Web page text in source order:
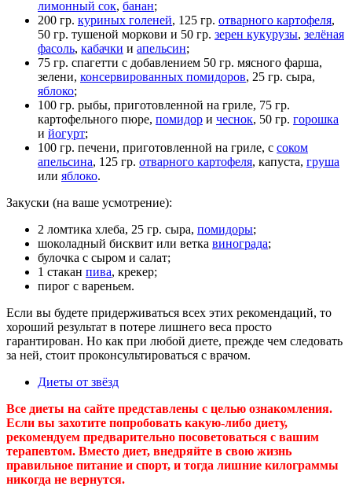
лимонный сок, банан;
200 гр. куриных голеней, 125 гр. отварного картофеля,
50 гр. тушеной моркови и 50 гр. зерен кукурузы, зелёная
фасоль, кабачки и апельсин;
75 гр. спагетти с добавлением 50 гр. мясного фарша,
зелени, консервированных помидоров, 25 гр. сыра,
яблоко;
100 гр. рыбы, приготовленной на гриле, 75 гр.
картофельного пюре, помидор и чеснок, 50 гр. горошка
и йогурт;
100 гр. печени, приготовленной на гриле, с соком
апельсина, 125 гр. отварного картофеля, капуста, груша
или яблоко.
Закуски (на ваше усмотрение):
2 ломтика хлеба, 25 гр. сыра, помидоры;
шоколадный бисквит или ветка винограда;
булочка с сыром и салат;
1 стакан пива, крекер;
пирог с вареньем.
Если вы будете придерживаться всех этих рекомендаций, то
хороший результат в потере лишнего веса просто
гарантирован. Но как при любой диете, прежде чем следовать
за ней, стоит проконсультироваться с врачом.
Диеты от звёзд
Все диеты на сайте представлены с целью ознакомления.
Если вы захотите попробовать какую-либо диету,
рекомендуем предварительно посоветоваться с вашим
терапевтом. Вместо диет, внедряйте в свою жизнь
правильное питание и спорт, и тогда лишние килограммы
никогда не вернутся.